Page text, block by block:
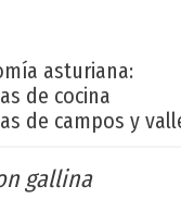
asturiana:
de cocina
de campos y
gallina